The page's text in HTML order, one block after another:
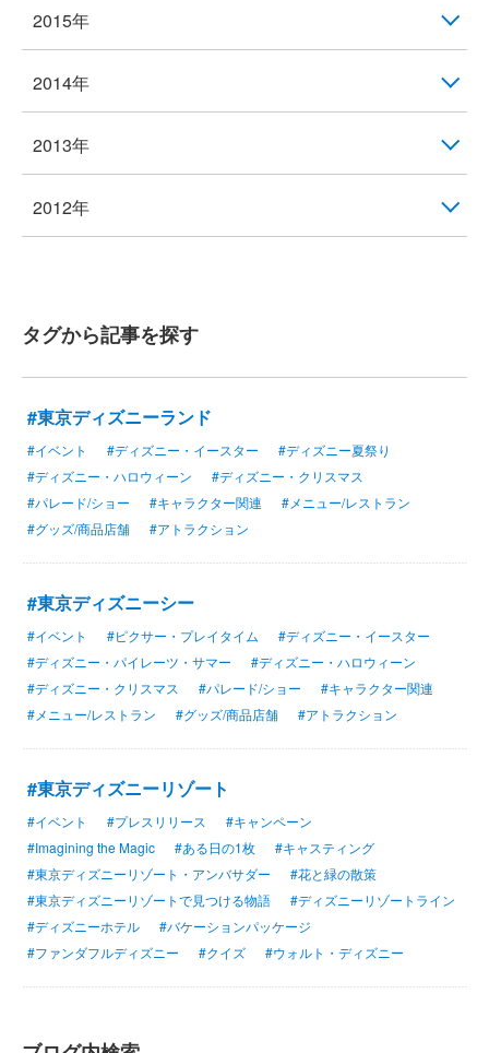
2015年
2014年
2013年
2012年
タグから記事を探す
#東京ディズニーランド
#イベント #ディズニー・イースター
#ディズニー夏祭り
#ディズニー・ハロウィーン
#ディズニー・クリスマス
#パレード/ショー
#キャラクター関連
#メニュー/レストラン
#グッズ/商品店舗
#アトラクション
#東京ディズニーシー
#イベント #ピクサー・プレイタイム
#ディズニー・イースター
#ディズニー・パイレーツ・サマー
#ディズニー・ハロウィーン
#ディズニー・クリスマス
#パレード/ショー
#キャラクター関連
#メニュー/レストラン
#グッズ/商品店舗 #アトラクション
#東京ディズニーリゾート
#イベント #プレスリリース
#キャンペーン
#Imagining the Magic
#ある日の1枚
#キャスティング
#東京ディズニーリゾート・アンバサダー
#花と緑の散策
#東京ディズニーリゾートで見つける物語
#ディズニーリゾートライン
#ディズニーホテル
#バケーションパッケージ
#ファンダフルディズニー
#クイズ #ウォルト・ディズニー